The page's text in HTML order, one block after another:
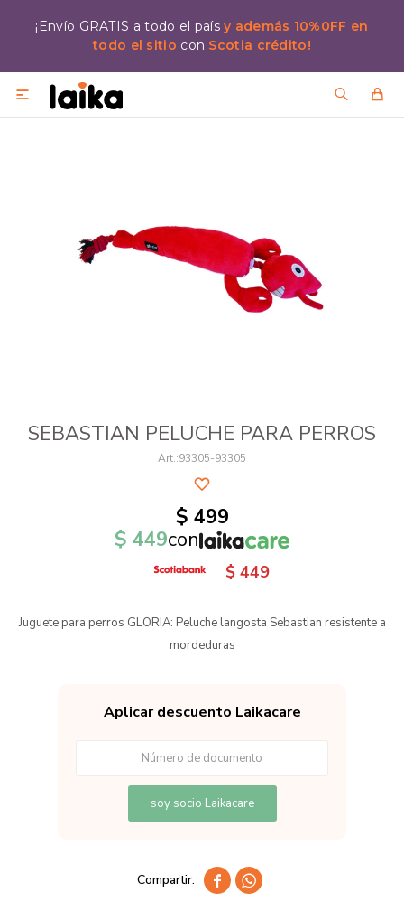
¡Envío GRATIS a todo el paísy además 10%0FF en
todo el sitio con Scotia crédito!

SEBASTIAN PELUCHE PARA PERROS
93305-93305
$ 499
$ 449con
$ 449
Juguete para perros GLORIA: Peluche langosta Sebastian resistente a
mordeduras
Aplicar descuento Laikacare
soy socio Laikacare
 